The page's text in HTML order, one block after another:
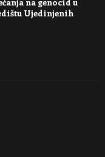
Ujedinjenih